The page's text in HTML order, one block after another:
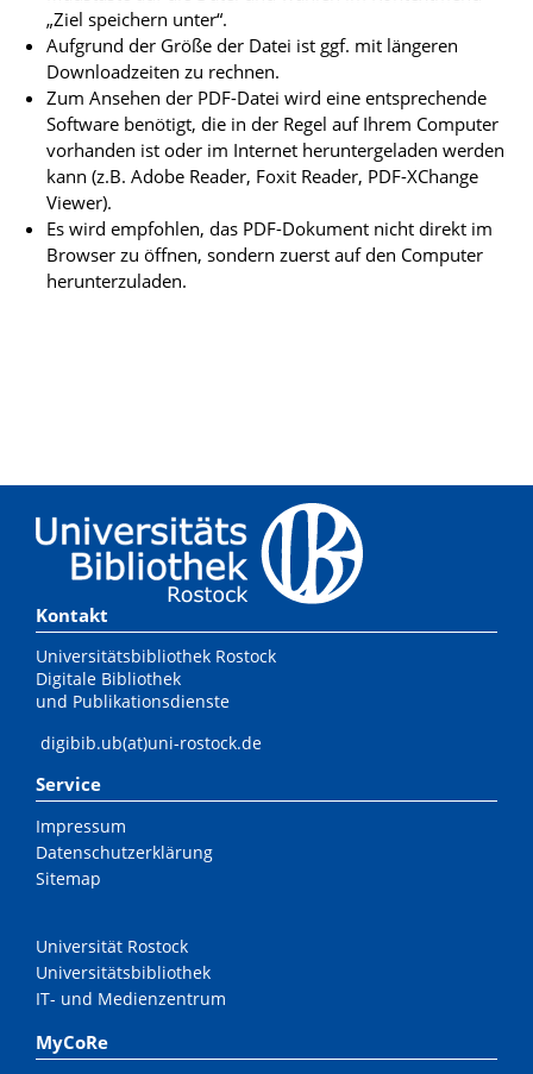
„Ziel speichern unter“.
Aufgrund der Größe der Datei ist ggf. mit längeren
Downloadzeiten zu rechnen.
Zum Ansehen der PDF-Datei wird eine entsprechende
Software benötigt, die in der Regel auf Ihrem Computer
vorhanden ist oder im Internet heruntergeladen werden
kann (z.B. Adobe Reader, Foxit Reader, PDF-XChange
Viewer).
Es wird empfohlen, das PDF-Dokument nicht direkt im
Browser zu öffnen, sondern zuerst auf den Computer
herunterzuladen.
Kontakt
Universitätsbibliothek Rostock
Digitale Bibliothek
und Publikationsdienste
digibib.ub(at)uni-rostock.de
Service
Impressum
Datenschutzerklärung
Sitemap
Universität Rostock
Universitätsbibliothek
IT- und Medienzentrum
MyCoRe